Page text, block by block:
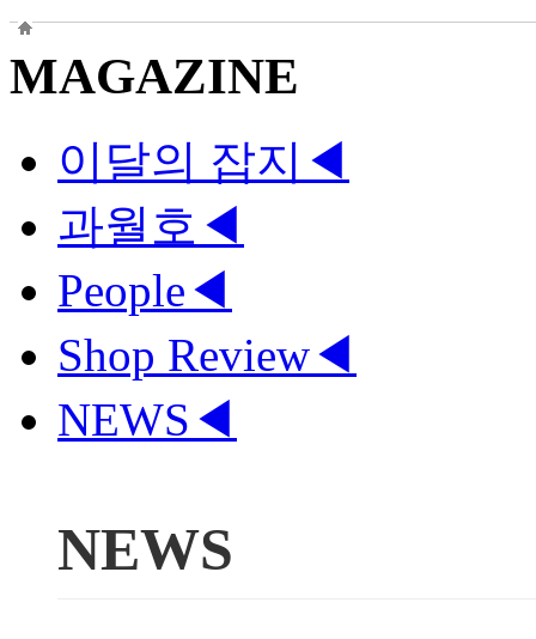
MAGAZINE
이달의 잡지 ◀
과월호 ◀
People◀
Shop Review◀
NEWS ◀
NEWS